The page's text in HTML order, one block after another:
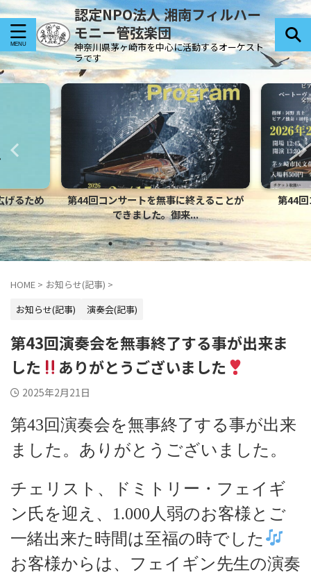
認定NPO法人 湘南フィルハー
モニー管弦楽団
神奈川県茅ヶ崎市を中心に活動するオーケスト
ラです
トを無事に終えることが
ました。御来...
第44回コンサート Coming Soon‼
HOME > お知らせ(記事) >
お知らせ(記事)
演奏会(記事)
第43回演奏会を無事終了する事が出来ま
した
ありがとうございました
2025年2月21日
第43回演奏会を無事終了する事が出来
ました。ありがとうございました。
チェリスト、ドミトリー・フェイギ
ン氏を迎え、1.000人弱のお客様とご
一緒出来た時間は至福の時でした
お客様からは、フェイギン先生の演奏